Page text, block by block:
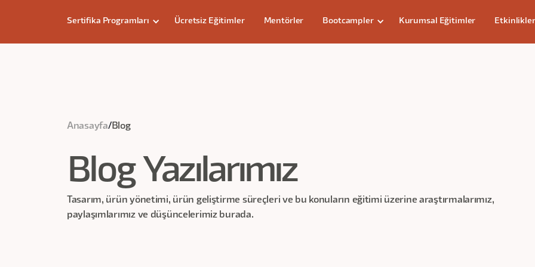
Sertifika Programları Ücretsiz Eğitimler Mentörler Bootcampler Kurumsal Eğitimler Etkinlikler
Anasayfa/Blog
Blog Yazılarımız
Tasarım, ürün yönetimi, ürün geliştirme süreçleri ve bu konuların eğitimi üzerine araştırmalarımız,
paylaşımlarımız ve düşüncelerimiz burada.